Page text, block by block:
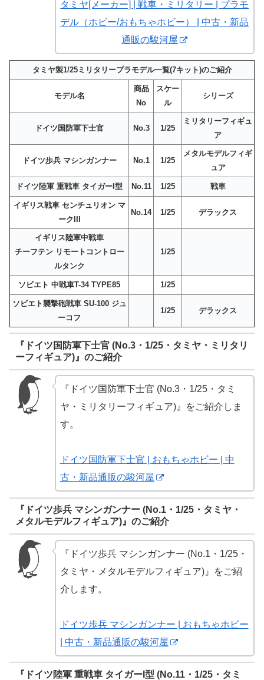
タミヤ[メーカー] | 戦車・ミリタリー | プラモ
デル（ホビー/おもちゃホビー） | 中古・新品
通販の駿河屋
タミヤ製1/25ミリタリープラモデル一覧(7キット)のご紹介
モデル名
商品
No
スケー
ル
シリーズ
ドイツ国防軍下士官 No.3 1/25
ミリタリーフィギュ
ア
ドイツ歩兵 マシンガンナー No.1 1/25
メタルモデルフィギ
ュア
ドイツ陸軍 重戦車 タイガーI型 No.11 1/25 戦車
イギリス戦車 センチュリオン マ
ークIII
No.14 1/25 デラックス
イギリス陸軍中戦車
チーフテン リモートコントロー
ルタンク
1/25
ソビエト 中戦車T-34 TYPE85 1/25
ソビエト襲撃砲戦車 SU-100 ジュ
ーコフ
1/25 デラックス
『ドイツ国防軍下士官 (No.3・1/25・タミヤ・ミリタリ
ーフィギュア)』のご紹介
『ドイツ国防軍下士官 (No.3・1/25・タミ
ヤ・ミリタリーフィギュア)』をご紹介しま
す。
ドイツ国防軍下士官 | おもちゃホビー | 中
古・新品通販の駿河屋
『ドイツ歩兵 マシンガンナー (No.1・1/25・タミヤ・
メタルモデルフィギュア)』のご紹介
『ドイツ歩兵 マシンガンナー (No.1・1/25・
タミヤ・メタルモデルフィギュア)』をご紹
介します。
ドイツ歩兵 マシンガンナー | おもちゃホビー
| 中古・新品通販の駿河屋
『ドイツ陸軍 重戦車 タイガーI型 (No.11・1/25・タミ